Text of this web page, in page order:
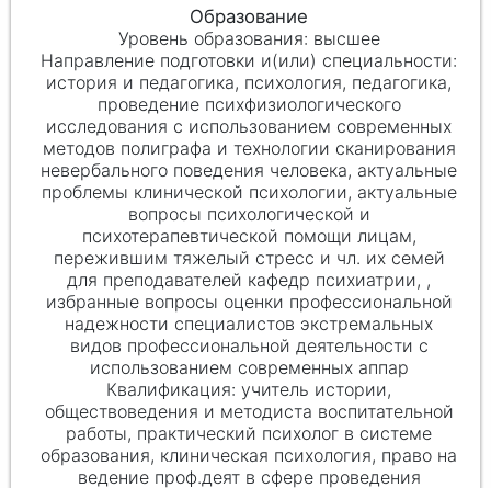
высшее
история и педагогика, психология, педагогика,
проведение психфизиологического
исследования с использованием современных
методов полиграфа и технологии сканирования
невербального поведения человека, актуальные
проблемы клинической психологии, актуальные
вопросы психологической и
психотерапевтической помощи лицам,
пережившим тяжелый стресс и чл. их семей
для преподавателей кафедр психиатрии, ,
избранные вопросы оценки профессиональной
надежности специалистов экстремальных
видов профессиональной деятельности с
использованием современных аппар
учитель истории,
обществоведения и методиста воспитательной
работы, практический психолог в системе
образования, клиническая психология, право на
ведение проф.деят в сфере проведения